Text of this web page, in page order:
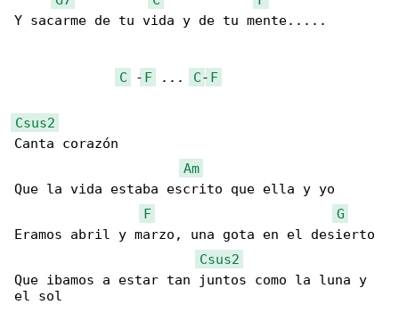
Y sacarme de tu vida y de tu mente.....
C - F ... C- F
Csus2
Canta corazón
Am
Que la vida estaba escrito que ella y yo
F
G
Eramos abril y marzo, una gota en el desierto
Csus2
Que ibamos a estar tan juntos como la luna y
el sol